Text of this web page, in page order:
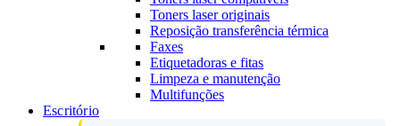
Toners laser originais
Reposição transferência térmica
Faxes
Etiquetadoras e fitas
Limpeza e manutenção
Multifunções
Escritório